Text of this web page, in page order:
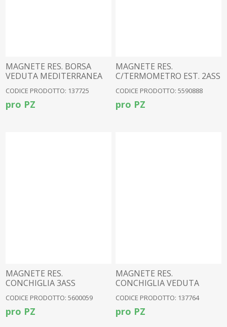
MAGNETE RES. BORSA
VEDUTA MEDITERRANEA
CODICE PRODOTTO: 137725
pro PZ
MAGNETE RES.
C/TERMOMETRO EST. 2ASS
CODICE PRODOTTO: 5590888
pro PZ
MAGNETE RES.
CONCHIGLIA 3ASS
CODICE PRODOTTO: 5600059
pro PZ
MAGNETE RES.
CONCHIGLIA VEDUTA
MEDITERRANEA
CODICE PRODOTTO: 137764
pro PZ